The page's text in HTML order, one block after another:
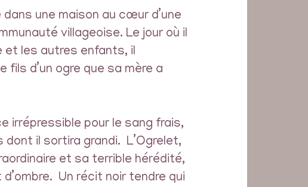
une maison au cœur d’une
villageoise. Le jour où il
et les autres enfants, il
d’un ogre que sa mère a
irrépressible pour le sang frais,
il sortira grandi. L’Ogrelet,
et sa terrible hérédité,
Un récit noir tendre qui